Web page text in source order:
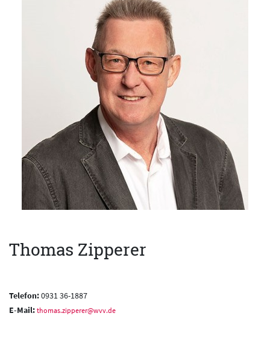
Thomas Zipperer
Telefon:0931 36-1887
E-Mail: thomas.zipperer@wvv.de